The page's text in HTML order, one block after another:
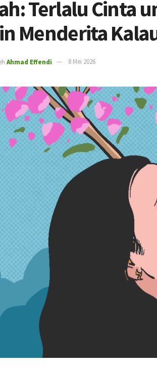
Terlalu Cinta
Menderita
Ahmad Effendi 8 Mei 2026